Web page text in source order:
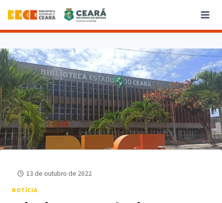
13 de outubro de 2022
NOTÍCIA